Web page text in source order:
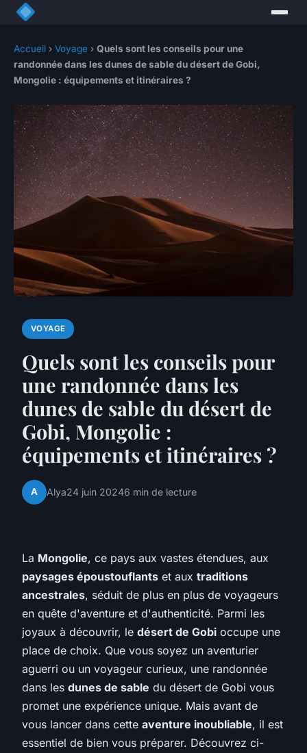
Accueil › Voyage › Quels sont les conseils pour une
randonnée dans les dunes de sable du désert de Gobi,
Mongolie : équipements et itinéraires ?
VOYAGE
Quels sont les conseils pour
une randonnée dans les
dunes de sable du désert de
Gobi, Mongolie :
équipements et itinéraires ?
A Alya24 juin 20246 min de lecture
La Mongolie, ce pays aux vastes étendues, aux
paysages époustouflants et aux traditions
ancestrales, séduit de plus en plus de voyageurs
en quête d'aventure et d'authenticité. Parmi les
joyaux à découvrir, le désert de Gobi occupe une
place de choix. Que vous soyez un aventurier
aguerri ou un voyageur curieux, une randonnée
dans les dunes de sable du désert de Gobi vous
promet une expérience unique. Mais avant de
vous lancer dans cette aventure inoubliable, il est
essentiel de bien vous préparer. Découvrez ci-